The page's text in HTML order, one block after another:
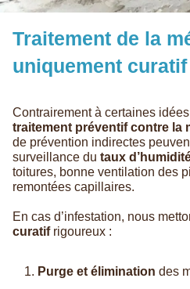
Traitement de la
uniquement curatif
Contrairement à certaines
traitement préventif contre la
de prévention indirectes
surveillance du taux
toitures, bonne ventilation des
remontées capillaires.
En cas d’infestation, nous
curatifrigoureux :
Purge et élimination des